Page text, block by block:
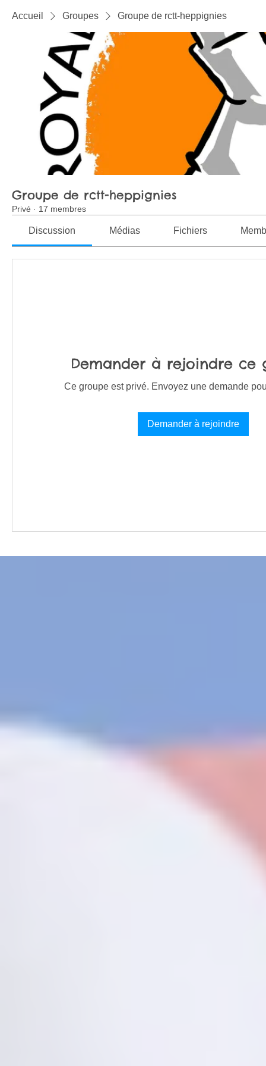
Accueil Groupes Groupe de rctt-heppignies
Groupe de rctt-heppignies
Privé · 17 membres
Discussion Médias Fichiers
Demander à rejoindre ce
Ce groupe est privé. Envoyez une demande
Demander à rejoindre